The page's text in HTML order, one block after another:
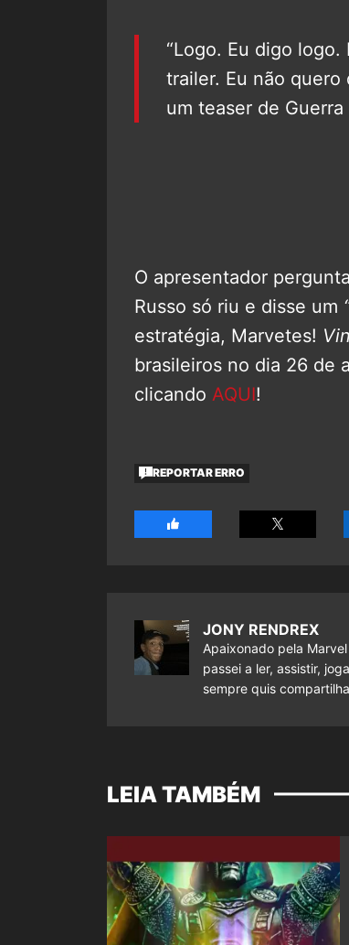
“Logo. Eu digo
trailer. Eu não
um teaser de
O apresentador
Russo só riu e disse um
estratégia, Marvetes!
brasileiros no dia 26 de
clicando AQUI!
REPORTAR ERRO
JONY RENDREX
Apaixonado pela
passei a ler, assistir,
sempre quis
LEIA TAMBÉM